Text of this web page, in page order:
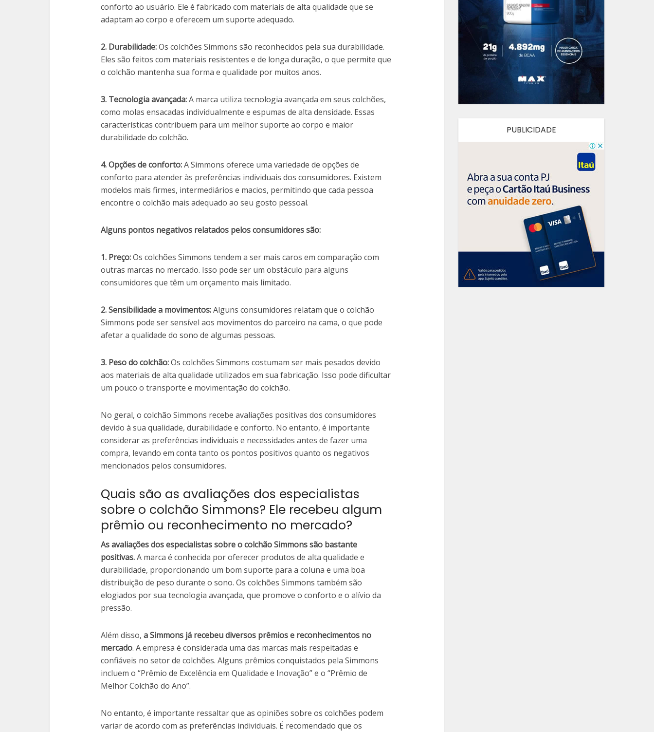
conforto ao usuário. Ele é fabricado com materiais de alta qualidade que se
adaptam ao corpo e oferecem um suporte adequado.
2. Durabilidade:Os colchões Simmons são reconhecidos pela sua durabilidade.
Eles são feitos com materiais resistentes e de longa duração, o que permite que
o colchão mantenha sua forma e qualidade por muitos anos.
3. Tecnologia avançada:A marca utiliza tecnologia avançada em seus colchões,
como molas ensacadas individualmente e espumas de alta densidade. Essas
características contribuem para um melhor suporte ao corpo e maior
durabilidade do colchão.
4. Opções de conforto:A Simmons oferece uma variedade de opções de
conforto para atender às preferências individuais dos consumidores. Existem
modelos mais firmes, intermediários e macios, permitindo que cada pessoa
encontre o colchão mais adequado ao seu gosto pessoal.
Alguns pontos negativos relatados pelos consumidores são:
1. Preço:Os colchões Simmons tendem a ser mais caros em comparação com
outras marcas no mercado. Isso pode ser um obstáculo para alguns
consumidores que têm um orçamento mais limitado.
2. Sensibilidade a movimentos:Alguns consumidores relatam que o colchão
Simmons pode ser sensível aos movimentos do parceiro na cama, o que pode
afetar a qualidade do sono de algumas pessoas.
3. Peso do colchão:Os colchões Simmons costumam ser mais pesados devido
aos materiais de alta qualidade utilizados em sua fabricação. Isso pode dificultar
um pouco o transporte e movimentação do colchão.
No geral, o colchão Simmons recebe avaliações positivas dos consumidores
devido à sua qualidade, durabilidade e conforto. No entanto, é importante
considerar as preferências individuais e necessidades antes de fazer uma
compra, levando em conta tanto os pontos positivos quanto os negativos
mencionados pelos consumidores.
Quais são as avaliações dos especialistas
sobre o colchão Simmons? Ele recebeu algum
prêmio ou reconhecimento no mercado?
As avaliações dos especialistas sobre o colchão Simmons são bastante
positivas.A marca é conhecida por oferecer produtos de alta qualidade e
durabilidade, proporcionando um bom suporte para a coluna e uma boa
distribuição de peso durante o sono. Os colchões Simmons também são
elogiados por sua tecnologia avançada, que promove o conforto e o alívio da
pressão.
Além disso, a Simmons já recebeu diversos prêmios e reconhecimentos no
mercado. A empresa é considerada uma das marcas mais respeitadas e
confiáveis ​​no setor de colchões. Alguns prêmios conquistados pela Simmons
incluem o “Prêmio de Excelência em Qualidade e Inovação” e o “Prêmio de
Melhor Colchão do Ano”.
No entanto, é importante ressaltar que as opiniões sobre os colchões podem
variar de acordo com as preferências individuais. É recomendado que os
PUBLICIDADE